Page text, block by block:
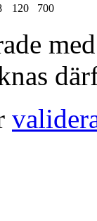
120 700